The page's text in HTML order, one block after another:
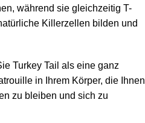
während sie gleichzeitig T-
Killerzellen bilden und
Turkey Tail als eine ganz
in Ihrem Körper, die Ihnen
zu bleiben und sich zu